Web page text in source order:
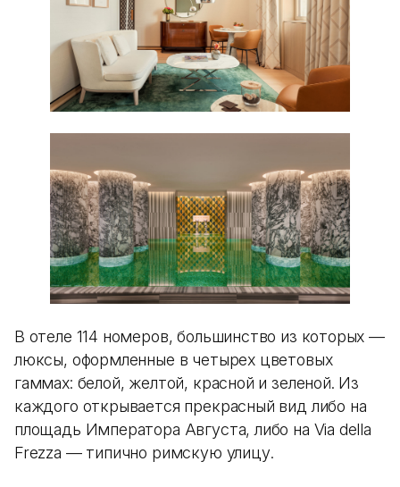
В отеле 114 номеров, большинство из которых —
люксы, оформленные в четырех цветовых
гаммах: белой, желтой, красной и зеленой. Из
каждого открывается прекрасный вид либо на
площадь Императора Августа, либо на Via della
Frezza — типично римскую улицу.